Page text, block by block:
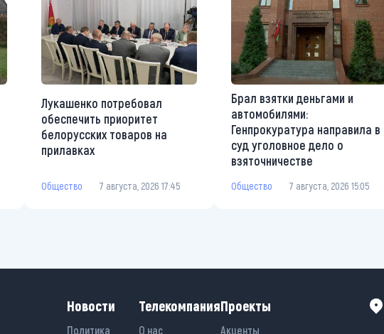
Лукашенко потребовал
обеспечить приоритет
белорусских товаров на
прилавках
Общество 7 августа, 2026 17:45
Брал взятки деньгами и
автомобилями:
Генпрокуратура направила в
суд уголовное дело о
взяточничестве
Общество 7 августа, 2026 15:05
Новости
Политика
Телекомпания
О нас
Проекты
Акценты